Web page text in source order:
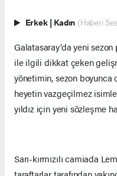
Erkek | Kadın (Haberi
Galatasaray’da yeni
ile ilgili dikkat çeken
yönetimin, sezon
heyetin vazgeçilmez
yıldız için yeni sözleşme
Sarı-kırmızılı camiada